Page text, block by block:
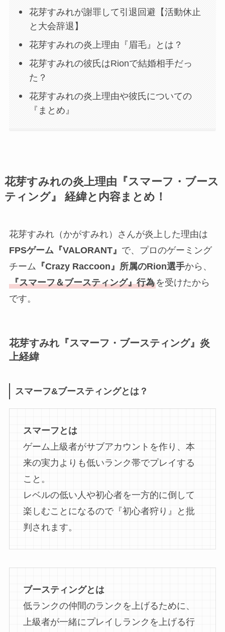
花芽すみれが謝罪して引退回避【活動休止
と大会辞退】
花芽すみれの炎上理由『眉毛』とは？
花芽すみれの彼氏はRionで結婚相手だっ
た？
花芽すみれの炎上理由や彼氏についての
『まとめ』
花芽すみれの炎上理由『スマーフ・ブース
ティング』 経緯と内容まとめ！
花芽すみれ（かがすみれ）さんが炎上した理由は
FPSゲーム『VALORANT』 で、プロのゲーミング
チーム 『Crazy Raccoon』所属のRion選手から、
『スマーフ＆ブースティング』行為を受けたから
です。
花芽すみれ『スマーフ・ブースティング』炎
上経緯
スマーフ&ブースティングとは？
スマーフとは
ゲーム上級者がサブアカウントを作り、本
来の実力よりも低いランク帯でプレイする
こと。
レベルの低い人や初心者を一方的に倒して
楽しむことになるので『初心者狩り』と批
判されます。
ブースティングとは
低ランクの仲間のランクを上げるために、
上級者が一緒にプレイしランクを上げる行